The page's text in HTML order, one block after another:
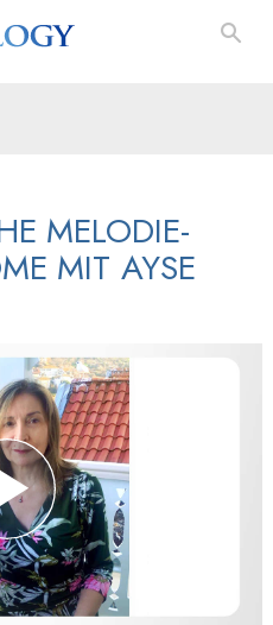
MELODIE­
MIT AYSE